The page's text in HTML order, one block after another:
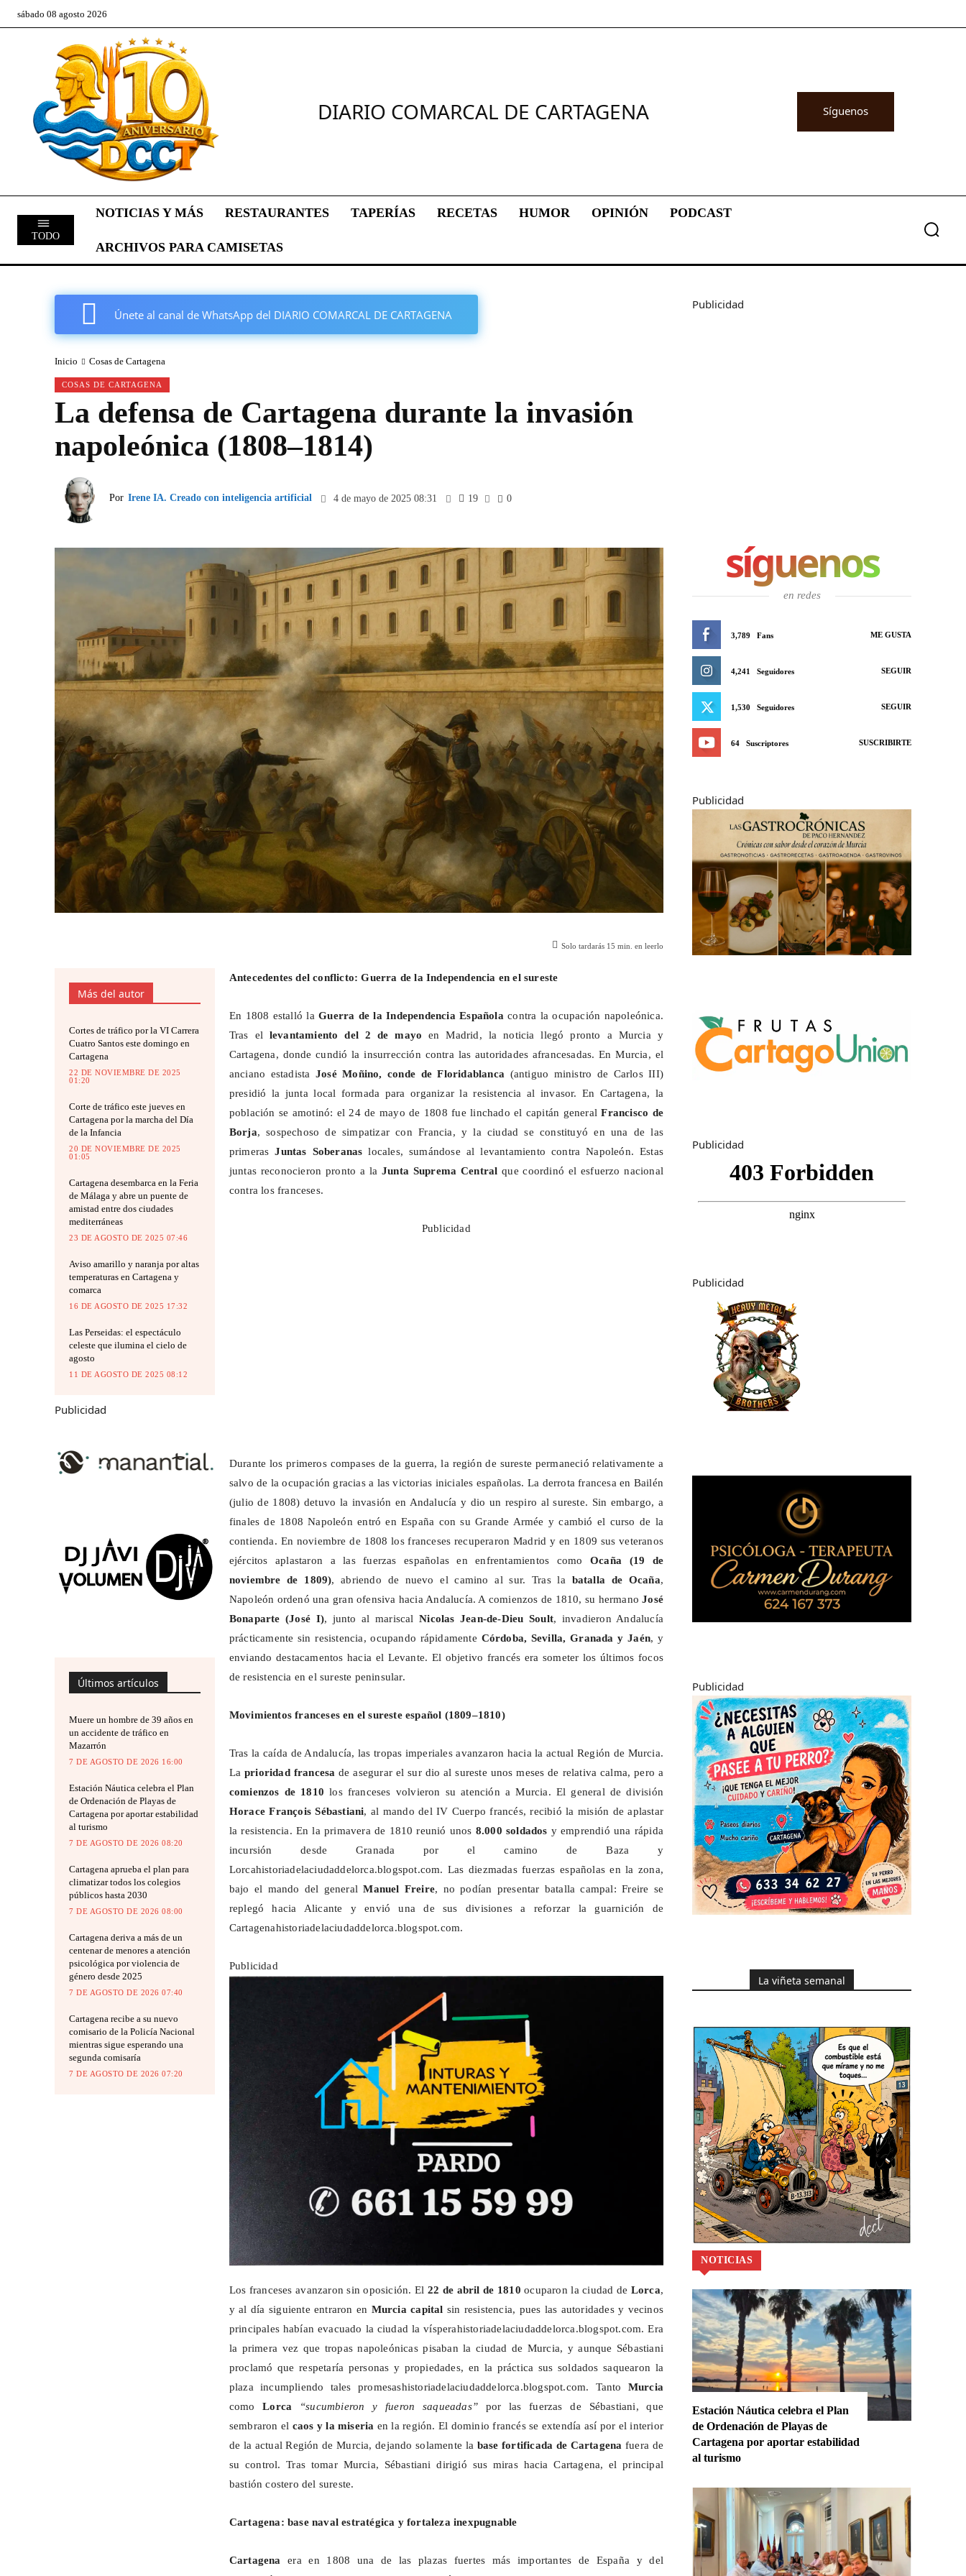
sábado 08 agosto 2026
DIARIO COMARCAL DE CARTAGENA Síguenos
TODO
NOTICIAS Y MÁS RESTAURANTES TAPERÍAS RECETAS HUMOR OPINIÓN PODCAST
ARCHIVOS PARA CAMISETAS
Únete al canal de WhatsApp del DIARIO COMARCAL DE CARTAGENA
Inicio Cosas de Cartagena
COSAS DE CARTAGENA
La defensa de Cartagena durante la invasión
napoleónica (1808–1814)
Por Irene IA. Creado con inteligencia artificial 4 de mayo de 2025 08:31 19 0
Solo tardarás 15 min. en leerlo
Más del autor
Cortes de tráfico por la VI Carrera
Cuatro Santos este domingo en
Cartagena
22 DE NOVIEMBRE DE 2025
01:20
Corte de tráfico este jueves en
Cartagena por la marcha del Día
de la Infancia
20 DE NOVIEMBRE DE 2025
01:05
Cartagena desembarca en la Feria
de Málaga y abre un puente de
amistad entre dos ciudades
mediterráneas
23 DE AGOSTO DE 2025 07:46
Aviso amarillo y naranja por altas
temperaturas en Cartagena y
comarca
16 DE AGOSTO DE 2025 17:32
Las Perseidas: el espectáculo
celeste que ilumina el cielo de
agosto
11 DE AGOSTO DE 2025 08:12
Publicidad
Últimos artículos
Muere un hombre de 39 años en
un accidente de tráfico en
Mazarrón
7 DE AGOSTO DE 2026 16:00
Estación Náutica celebra el Plan
de Ordenación de Playas de
Cartagena por aportar estabilidad
al turismo
7 DE AGOSTO DE 2026 08:20
Cartagena aprueba el plan para
climatizar todos los colegios
públicos hasta 2030
7 DE AGOSTO DE 2026 08:00
Cartagena deriva a más de un
centenar de menores a atención
psicológica por violencia de
género desde 2025
7 DE AGOSTO DE 2026 07:40
Cartagena recibe a su nuevo
comisario de la Policía Nacional
mientras sigue esperando una
segunda comisaría
7 DE AGOSTO DE 2026 07:20
Antecedentes del conflicto: Guerra de la Independencia en el sureste
En 1808 estalló laGuerra de la Independencia Españolacontra la ocupación napoleónica.
Tras el levantamiento del 2 de mayo en Madrid, la noticia llegó pronto a Murcia y
Cartagena, donde cundió la insurrección contra las autoridades afrancesadas. En Murcia, el
anciano estadista JoséMoñino, conde de Floridablanca (antiguo ministro de Carlos III)
presidió la junta local formada para organizar la resistencia al invasor. En Cartagena, la
población se amotinó: el 24 de mayo de 1808 fue linchado el capitán generalFrancisco de
Borja, sospechoso de simpatizar con Francia, y la ciudad se constituyó en una de las
primerasJuntas Soberanas locales, sumándose al levantamiento contra Napoleón. Estas
juntas reconocieron pronto a laJunta Suprema Central que coordinó el esfuerzo nacional
contra los franceses.
Publicidad
Durante los primeros compases de la guerra, la región de sureste permaneció relativamente a
salvo de la ocupación gracias a las victorias iniciales españolas. La derrota francesa en Bailén
(julio de 1808) detuvo la invasión en Andalucía y dio un respiro al sureste. Sin embargo, a
finales de 1808 Napoleón entró en España con su Grande Armée y cambió el curso de la
contienda. En noviembre de 1808 los franceses recuperaron Madrid y en 1809 sus veteranos
ejércitos aplastaron a las fuerzas españolas en enfrentamientos comoOcaña (19 de
noviembre de 1809), abriendo de nuevo el camino al sur. Tras la batalla de Ocaña,
Napoleón ordenó una gran ofensiva hacia Andalucía. A comienzos de 1810, su hermanoJosé
Bonaparte (José I), junto al mariscalNicolas Jean-de-Dieu Soult, invadieron Andalucía
prácticamente sin resistencia, ocupando rápidamente Córdoba, Sevilla, Granada y Jaén, y
enviando destacamentos hacia el Levante. El objetivo francés era someter los últimos focos
de resistencia en el sureste peninsular.
Movimientos franceses en el sureste español (1809–1810)
Tras la caída de Andalucía, las tropas imperiales avanzaron hacia la actual Región de Murcia.
Laprioridad francesa de asegurar el sur dio al sureste unos meses de relativa calma, pero a
comienzos de 1810 los franceses volvieron su atención a Murcia. El general de división
Horace FrançoisSébastiani, al mando del IV Cuerpo francés, recibió la misión de aplastar
la resistencia. En la primavera de 1810 reunió unos 8.000 soldados y emprendió una rápida
incursión desde Granada por el camino de Baza y
Lorcahistoriadelaciudaddelorca.blogspot.com. Las diezmadas fuerzas españolas en la zona,
bajo el mando del generalManuel Freire, no podían presentar batalla campal: Freire se
replegó hacia Alicante y envió una de sus divisiones a reforzar la guarnición de
Cartagenahistoriadelaciudaddelorca.blogspot.com.
Publicidad
Los franceses avanzaron sin oposición. El 22 de abril de 1810 ocuparon la ciudad de Lorca,
y al día siguiente entraron en Murcia capital sin resistencia, pues las autoridades y vecinos
principales habían evacuado la ciudad la vísperahistoriadelaciudaddelorca.blogspot.com. Era
la primera vez que tropas napoleónicas pisaban la ciudad de Murcia, y aunque Sébastiani
proclamó que respetaría personas y propiedades, en la práctica sus soldados saquearon la
plaza incumpliendo tales promesashistoriadelaciudaddelorca.blogspot.com. Tanto Murcia
comoLorca “sucumbieron y fueron saqueadas”por las fuerzas de Sébastiani, que
sembraron el caos y la miseria en la región. El dominio francés se extendía así por el interior
de la actual Región de Murcia, dejando solamente la base fortificada de Cartagena fuera de
su control. Tras tomar Murcia, Sébastiani dirigió sus miras hacia Cartagena, el principal
bastión costero del sureste.
Cartagena: base naval estratégica y fortaleza inexpugnable
Cartagena era en 1808 una de las plazas fuertes más importantes de España y del
Publicidad
síguenos
en redes
3,789 Fans ME GUSTA
4,241 Seguidores SEGUIR
1,530 Seguidores SEGUIR
64 Suscriptores SUSCRIBIRTE
Publicidad
Publicidad
Publicidad
Publicidad
La viñeta semanal
NOTICIAS
Estación Náutica celebra el Plan
de Ordenación de Playas de
Cartagena por aportar estabilidad
al turismo